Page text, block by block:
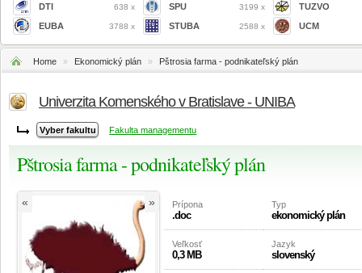
DTI 638 x
EUBA 3788 x
SPU 3199 x
STUBA 2588 x
TUZVO
UCM
Home » Ekonomický plán » Pštrosia farma - podnikateľský plán
Univerzita Komenského v Bratislave - UNIBA
Fakulta managementu
Pštrosia farma - podnikateľský plán
« » Prípona
.doc
Typ
ekonomický plán
Veľkosť
0,3 MB
Jazyk
slovenský